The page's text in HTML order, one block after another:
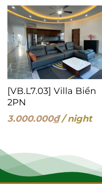
[VB.L7.03] Villa Biển
2PN
3.000.000₫/ night